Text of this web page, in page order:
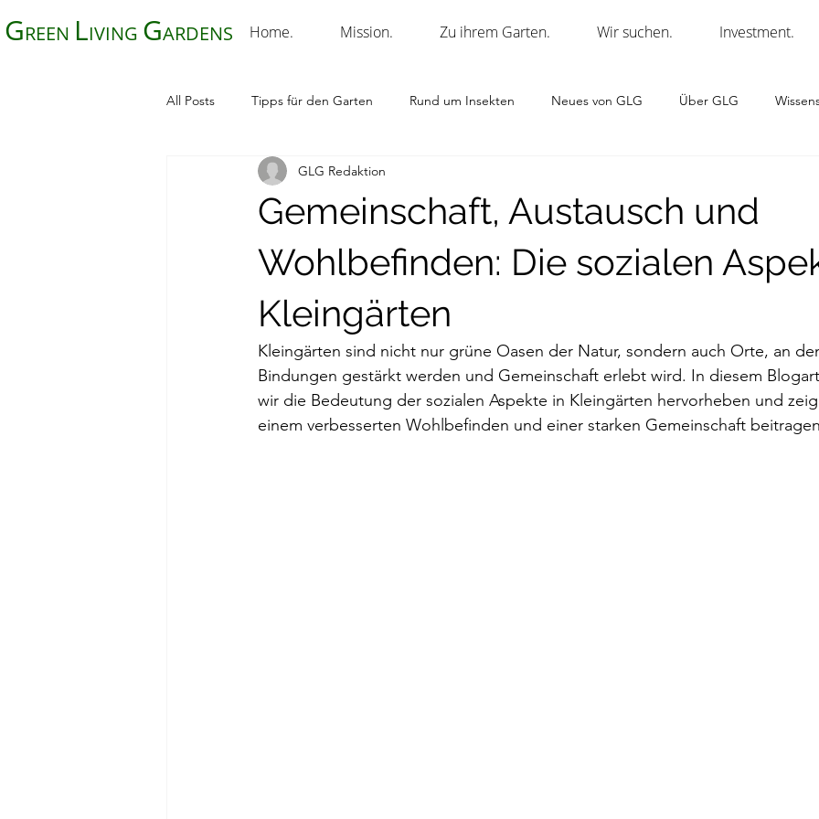
GREEN LIVING GARDENS Home. Mission. Zu ihrem Garten. Wir suchen. Investment.
All Posts Tipps für den Garten Rund um Insekten Neues von GLG Über GLG
Gemeinschaft, Austausch und
Wohlbefinden: Die sozialen
Kleingärten
GLG Redaktion
Kleingärten sind nicht nur grüne Oasen der Natur, sondern auch Orte, an
Bindungen gestärkt werden und Gemeinschaft erlebt wird. In diesem
wir die Bedeutung der sozialen Aspekte in Kleingärten hervorheben und
einem verbesserten Wohlbefinden und einer starken Gemeinschaft